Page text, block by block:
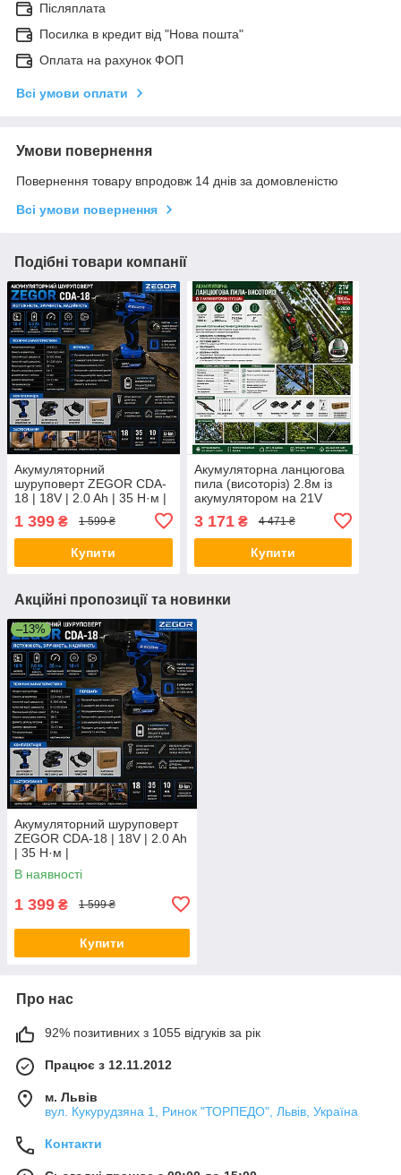
Післяплата
Посилка в кредит від "Нова пошта"
Оплата на рахунок ФОП
Всі умови оплати
Умови повернення
Повернення товару впродовж 14 днів за домовленістю
Всі умови повернення
Подібні товари компанії
Акумуляторний
шуруповерт ZEGOR CDA-
18 | 18V | 2.0 Ah | 35 Н·м |
1 399 ₴ 1 599 ₴
Купити
Акумуляторна ланцюгова
пила (висоторіз) 2.8м із
акумулятором на 21V
21V
3 171₴ 4 471 ₴
Купити
Акційні пропозиції та новинки
–13%
Акумуляторний шуруповерт
ZEGOR CDA-18 | 18V | 2.0 Ah
| 35 Н·м |
В наявності
1 399 ₴ 1 599 ₴
Купити
Про нас
92% позитивних з 1055 відгуків за рік
Працює з 12.11.2012
м. Львів
вул. Кукурудзяна 1, Ринок "ТОРПЕДО", Львів, Україна
Контакти